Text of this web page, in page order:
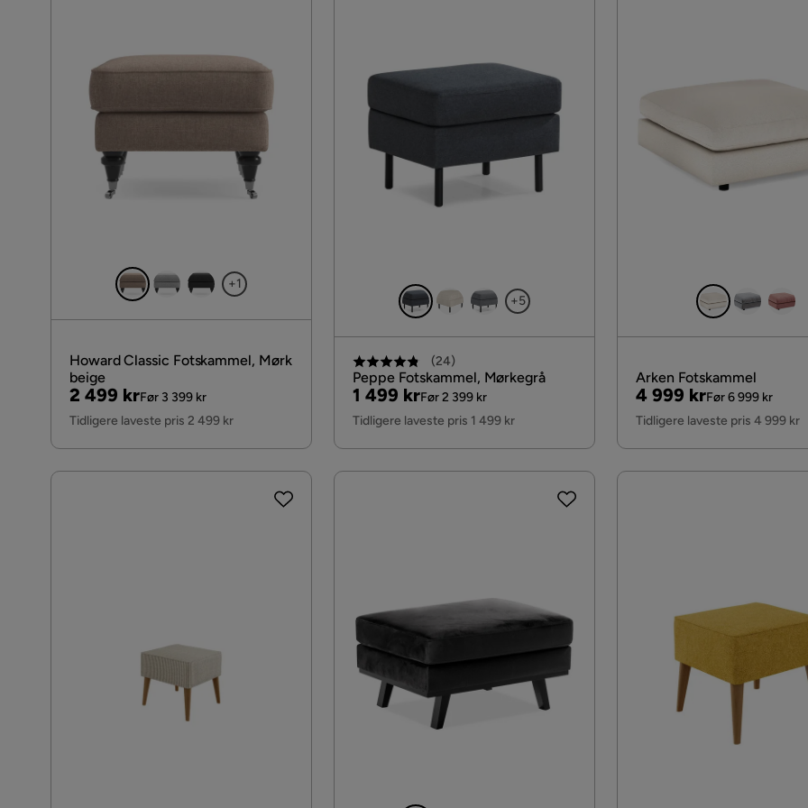
+1
Howard Classic Fotskammel, Mørk
beige
Pris
2 499 kr
Original
Pris
Før 3 399 kr
Tidligere laveste pris 2 499 kr
+5
(24)
Peppe Fotskammel, Mørkegrå
Pris
1 499 kr
Original
Pris
Før 2 399 kr
Tidligere laveste pris 1 499 kr
Arken Fotskammel
Pris
4 999 kr
Original
Pris
Før 6 999 kr
Tidligere laveste pris 4 999 kr